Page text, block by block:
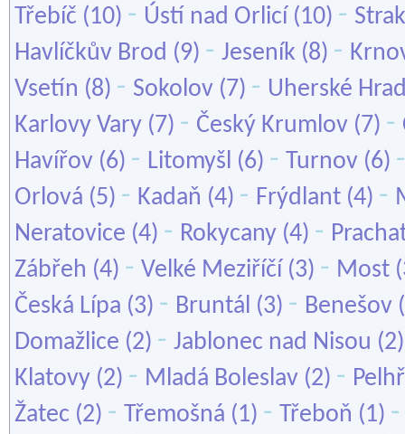
Třebíč (10) - Ústí nad Orlicí (10) -
Havlíčkův Brod (9) - Jeseník (8) -
Vsetín (8) - Sokolov (7) - Uherské
Karlovy Vary (7) - Český Krumlov (7) -
Havířov (6) - Litomyšl (6) - Turnov (6)
Orlová (5) - Kadaň (4) - Frýdlant (4) -
Neratovice (4) - Rokycany (4) -
Zábřeh (4) - Velké Meziříčí (3) - Most
Česká Lípa (3) - Bruntál (3) - Benešov
Domažlice (2) - Jablonec nad Nisou
Klatovy (2) - Mladá Boleslav (2) -
Žatec (2) - Třemošná (1) - Třeboň (1)